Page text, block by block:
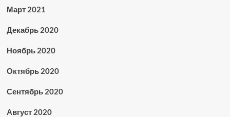
Март 2021
Декабрь 2020
Ноябрь 2020
Октябрь 2020
Сентябрь 2020
Август 2020